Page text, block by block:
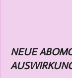
NEUE